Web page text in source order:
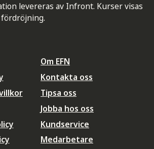
levereras av Infront. Kurser visas
Om EFN
Kontakta oss
Tipsa oss
Jobba hos oss
Kundservice
Medarbetare